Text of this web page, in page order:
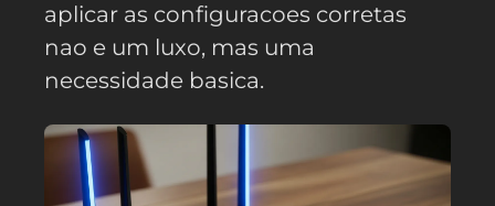
aplicar as configuracoes corretas
nao e um luxo, mas uma
necessidade basica.